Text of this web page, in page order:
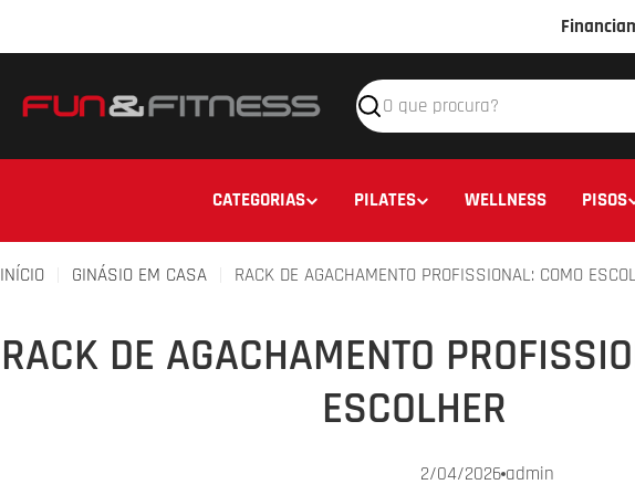
conteúdo
Pesquisar
CATEGORIAS PILATES WELLNESS PISOS
INÍCIO GINÁSIO EM CASA RACK DE AGACHAMENTO PROFISSIONAL: COMO
RACK DE AGACHAMENTO
ESCOLHER
2/04/2026admin